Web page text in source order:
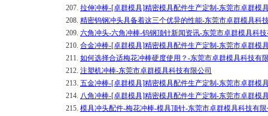
207. 拉伸冲棒-[卓群模具]精密模具配件生产定制-东莞市卓群模
208. 精密钨钢冲头具备着这三个优异的性能-东莞市卓群模具科
209. 六角冲头-六角冲棒-钨钢顶针新闻资讯-东莞市卓群模具科
210. 合金冲棒-[卓群模具]精密模具配件生产定制-东莞市卓群模
211. 如何选择合适梅花冲棒硬度使用？-东莞市卓群模具科技有
212. 注塑机冲棒-东莞市卓群模具科技有限公司
213. 五金冲棒-[卓群模具]精密模具配件生产定制-东莞市卓群模
214. 八角冲棒-[卓群模具]精密模具配件生产定制-东莞市卓群模
215. 模具冲头配件-梅花冲棒-模具顶针-东莞市卓群模具科技有